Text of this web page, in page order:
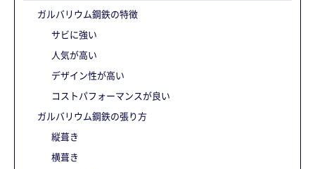
ガルバリウム鋼鉄の特徴
サビに強い
人気が高い
デザイン性が高い
コストパフォーマンスが良い
ガルバリウム鋼鉄の張り方
縦葺き
横葺き